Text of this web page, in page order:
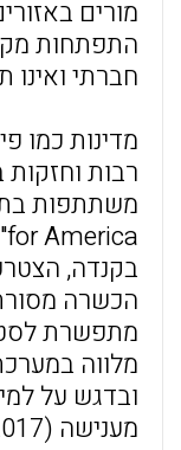
מורים
התפתחות
חברתי
מדינות כמו
רבות
בקנדה,
הכשרה
מתפשרת
מלווה
ובדגש על
מענישה (Campbell et al., 2017).